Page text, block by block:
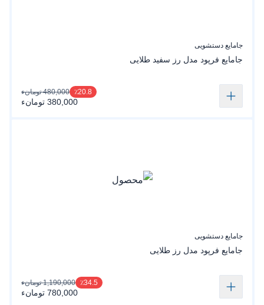
جامایع دستشویی
جامایع‌ فرپود مدل رز‌ سفید‌ طلایی
٪20.8 480,000 تومانء
380,000 تومانء
جامایع دستشویی
جامایع فرپود مدل رز طلایی
٪34.5 1,190,000 تومانء
780,000 تومانء